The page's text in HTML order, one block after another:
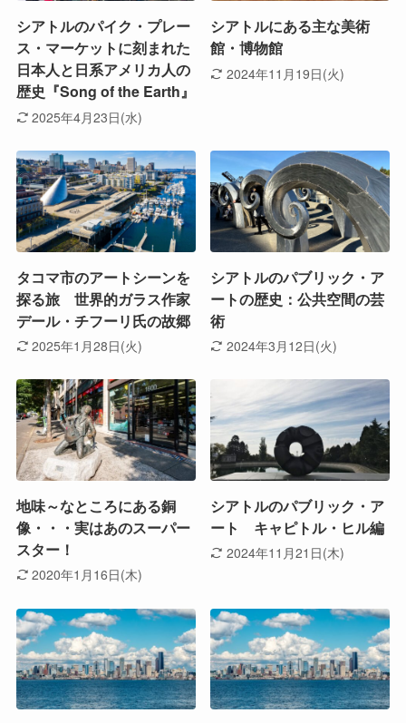
シアトルのパイク・プレー
ス・マーケットに刻まれた
日本人と日系アメリカ人の
歴史『Song of the Earth』
2025年4月23日(水)
シアトルにある主な美術
館・博物館
2024年11月19日(火)
タコマ市のアートシーンを
探る旅 世界的ガラス作家
デール・チフーリ氏の故郷
2025年1月28日(火)
シアトルのパブリック・ア
ートの歴史：公共空間の芸
術
2024年3月12日(火)
地味～なところにある銅
像・・・実はあのスーパー
スター！
2020年1月16日(木)
シアトルのパブリック・ア
ート キャピトル・ヒル編
2024年11月21日(木)